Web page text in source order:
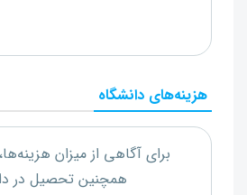
هزینه‌های دانشگاه
برای آگاهی از میزان
همچنین تحصیل در